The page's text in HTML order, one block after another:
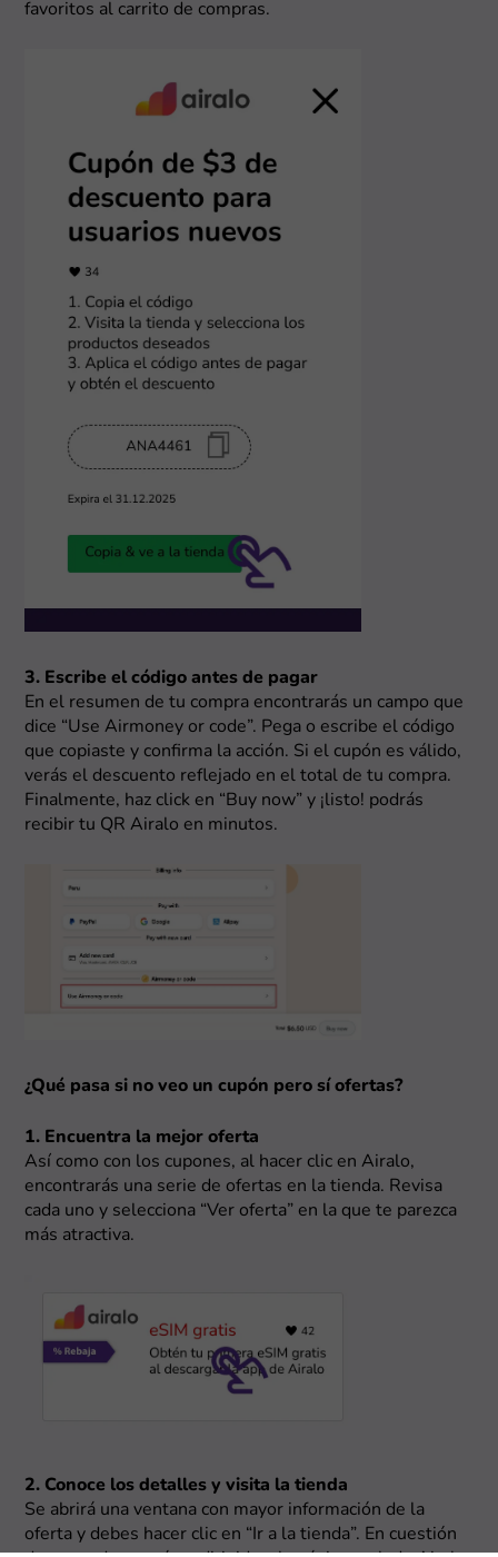
favoritos al carrito de compras.
3. Escribe el código antes de pagar
En el resumen de tu compra encontrarás un campo que
dice “Use Airmoney or code”. Pega o escribe el código
que copiaste y confirma la acción. Si el cupón es válido,
verás el descuento reflejado en el total de tu compra.
Finalmente, haz click en “Buy now” y ¡listo! podrás
recibir tu QR Airalo en minutos.
¿Qué pasa si no veo un cupón pero sí ofertas?
1. Encuentra la mejor oferta
Así como con los cupones, al hacer clic en Airalo,
encontrarás una serie de ofertas en la tienda. Revisa
cada uno y selecciona “Ver oferta” en la que te parezca
más atractiva.
2. Conoce los detalles y visita la tienda
Se abrirá una ventana con mayor información de la
oferta y debes hacer clic en “Ir a la tienda”. En cuestión